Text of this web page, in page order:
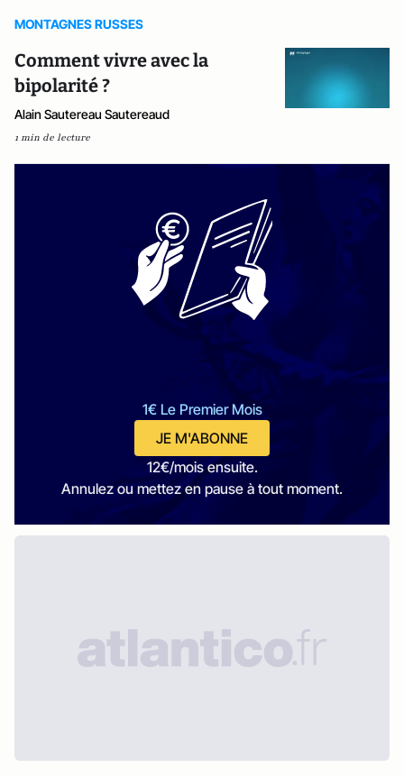
MONTAGNES RUSSES
Comment vivre avec la
bipolarité ?
Alain Sautereau Sautereaud
1 min de lecture
1€ Le Premier Mois
JE M'ABONNE
12€/mois ensuite.
Annulez ou mettez en pause à tout moment.